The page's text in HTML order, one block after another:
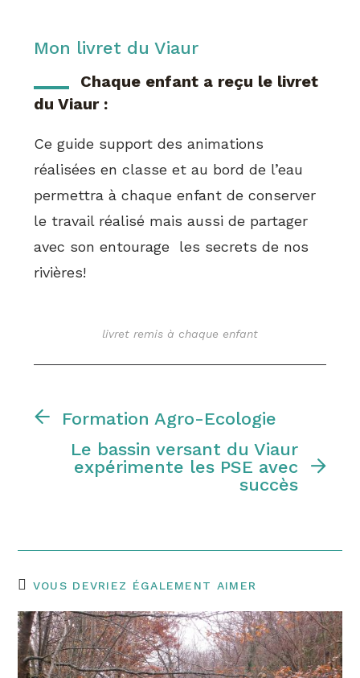
Mon livret du Viaur
Chaque enfant a reçu le livret
du Viaur :
Ce guide support des animations
réalisées en classe et au bord de l’eau
permettra à chaque enfant de conserver
le travail réalisé mais aussi de partager
avec son entourage les secrets de nos
rivières!
livret remis à chaque enfant
Formation Agro-Ecologie
Le bassin versant du Viaur
expérimente les PSE avec
succès
VOUS DEVRIEZ ÉGALEMENT AIMER